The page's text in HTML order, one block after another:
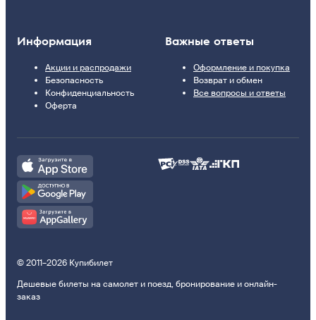
Информация
Акции и распродажи
Безопасность
Конфиденциальность
Оферта
Важные ответы
Оформление и покупка
Возврат и обмен
Все вопросы и ответы
© 2011–2026 Купибилет
Дешевые билеты на самолет и поезд, бронирование и онлайн-
заказ